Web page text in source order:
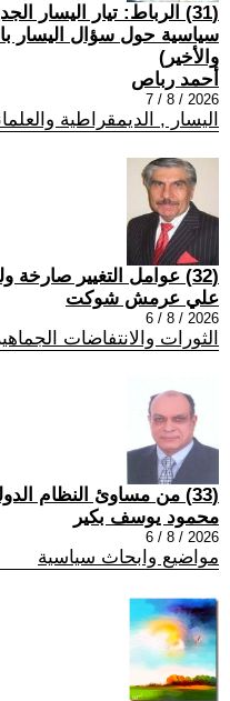
(31) الرباط: تيار اليسار
سياسية حول سؤال اليسار
والأخير)
أحمد رباص
2026 / 8 / 7
اليسار , الديمقراطية
(32) عوامل التغيير صارخة ولكن فعلها ما زال خافتاً
علي عرمش شوكت
2026 / 8 / 6
الثورات والانتفاضات
(33) من مساوئ النظام الدولي الجديد٢
محمود يوسف بكير
2026 / 8 / 6
مواضيع وابحاث سياسية